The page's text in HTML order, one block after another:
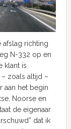
afslag richting
N-332 op en
klant is
– zoals altijd –
aan het begin
Noorse en
de eigenaar
dat ik